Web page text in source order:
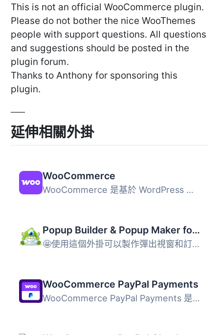
This is not an official WooCommerce plugin.
Please do not bother the nice WooThemes
people with support questions. All questions
and suggestions should be posted in the
plugin forum.
Thanks to Anthony for sponsoring this
plugin.
延伸相關外掛
WooCommerce
WooCommerce 是基於 WordPress 的開源電子商務平台，提供免費...
Popup Builder & Popup Maker for WordPress – OptinMonster Email Marketing and Lead Generation
🤩使用這個外掛可以製作彈出視窗和訂閱表單，增加電子郵件訂...
WooCommerce PayPal Payments
WooCommerce PayPal Payments 是一個全方位解決方案，幫助商...